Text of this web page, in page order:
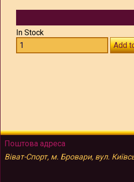
In Stock
Add
Поштова адреса
Віват-Спорт, м. Бровари, вул.